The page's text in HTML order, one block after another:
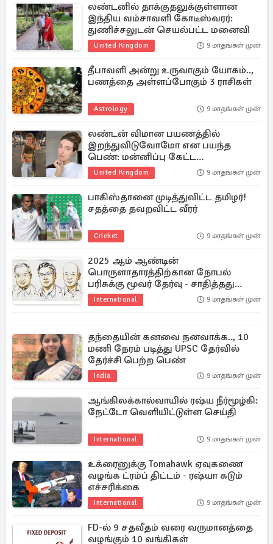
லண்டனில் தாக்குதலுக்குள்ளான
இந்திய வம்சாவளி கோடீஸ்வரர்:
துணிச்சலுடன் செயல்பட்ட மனைவி
United Kingdom 9 மாதங்கள் முன்
தீபாவளி அன்று உருவாகும் யோகம்..,
பணத்தை அள்ளப்போகும் 3 ராசிகள்
Astrology 9 மாதங்கள் முன்
லண்டன் விமான பயணத்தில்
இறந்துவிடுவோமோ என பயந்த
பெண்: மன்னிப்பு கேட்ட
நிறுவனம்..என்ன நடந்தது?
United Kingdom 9 மாதங்கள் முன்
பாகிஸ்தானை முடித்துவிட்ட தமிழர்!
சதத்தை தவறவிட்ட வீரர்
Cricket 9 மாதங்கள் முன்
2025 ஆம் ஆண்டின்
பொருளாதாரத்திற்கான நோபல்
பரிசுக்கு மூவர் தேர்வு - சாதித்தது
என்ன?
International 9 மாதங்கள் முன்
தந்தையின் கனவை நனவாக்க.., 10
மணி நேரம் படித்து UPSC தேர்வில்
தேர்ச்சி பெற்ற பெண்
India 9 மாதங்கள் முன்
ஆங்கிலக்கால்வாயில் ரஷ்ய நீர்மூழ்கி:
நேட்டோ வெளியிட்டுள்ள செய்தி
International 9 மாதங்கள் முன்
உக்ரைனுக்கு Tomahawk ஏவுகணை
வழங்க ட்ரம்ப் திட்டம் - ரஷ்யா கடும்
எச்சரிக்கை
International 9 மாதங்கள் முன்
FD-ல் 9 சதவீதம் வரை வருமானத்தை
வழங்கும் 10 வங்கிகள்